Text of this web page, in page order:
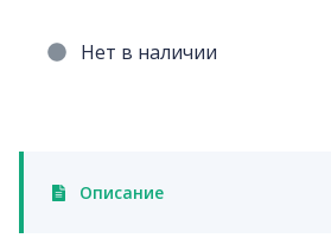
Нет в наличии
Описание